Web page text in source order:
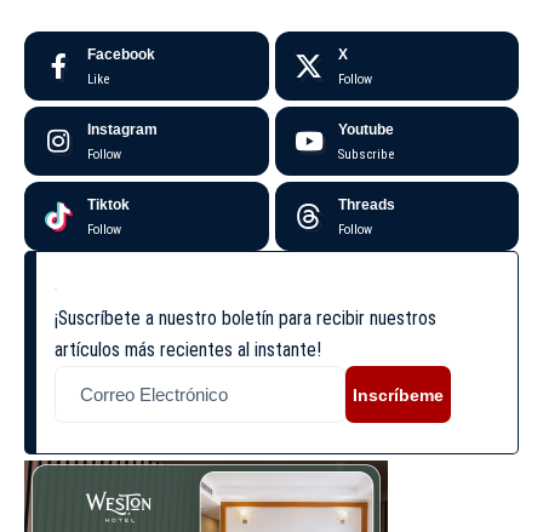
Facebook
Like
X
Follow
Instagram
Follow
Youtube
Subscribe
Tiktok
Follow
Threads
Follow
¡Suscríbete a nuestro boletín para recibir nuestros
artículos más recientes al instante!
Inscríbeme